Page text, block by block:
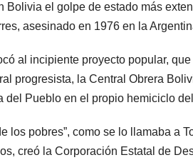
Bolivia el golpe de estado más
asesinado en 1976 en la
al incipiente proyecto popular,
progresista, la Central Obrera
del Pueblo en el propio hemiciclo
los pobres”, como se lo llamaba a
creó la Corporación Estatal de